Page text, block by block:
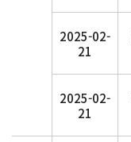
2025-02-
21
2025-02-
21